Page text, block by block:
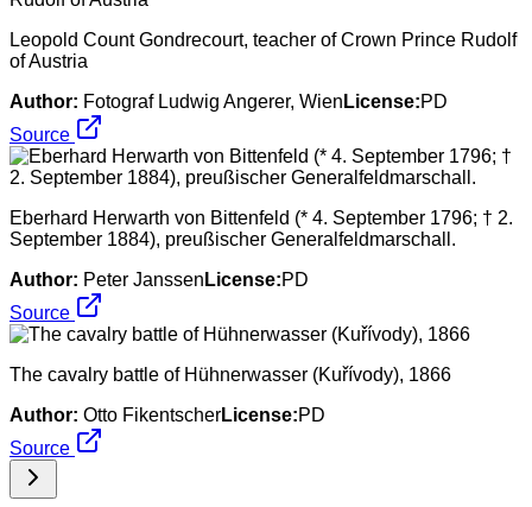
Leopold Count Gondrecourt, teacher of Crown Prince Rudolf
of Austria
Author: Fotograf Ludwig Angerer, Wien License:PD
Source
Eberhard Herwarth von Bittenfeld (* 4. September 1796; † 2.
September 1884), preußischer Generalfeldmarschall.
Author: Peter Janssen License:PD
Source
The cavalry battle of Hühnerwasser (Kuřívody), 1866
Author: Otto FikentscherLicense:PD
Source